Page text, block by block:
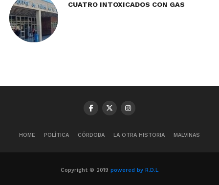
CUATRO INTOXICADOS CON GAS
HOME POLÍTICA CÓRDOBA LA OTRA HISTORIA MALVINAS
Copyright © 2019 powered by R.D.L